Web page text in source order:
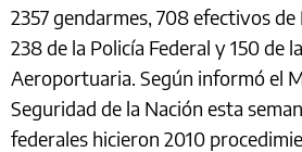
2357 gendarmes, 708 efectivos
238 de la Policía Federal y 150 de
Aeroportuaria. Según informó el
Seguridad de la Nación esta
federales hicieron 2010